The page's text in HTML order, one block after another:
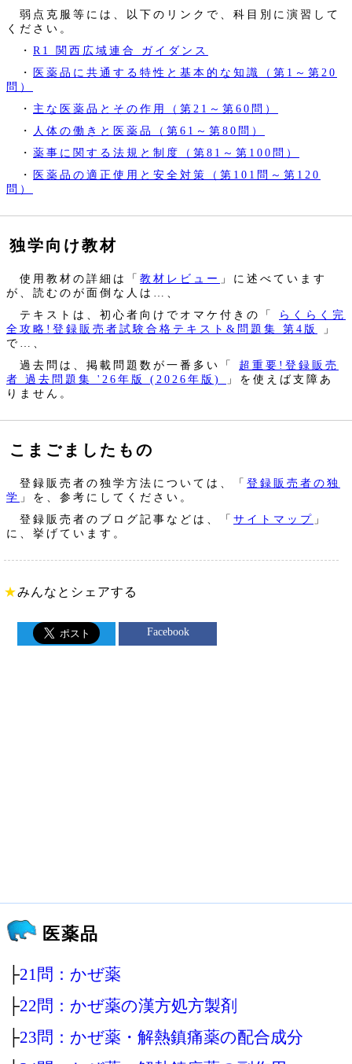
弱点克服等には、以下のリンクで、科目別に演習して
ください。
・ R1 関西広域連合 ガイダンス
・
医薬品に共通する特性と基本的な知識（第1～第20
問）
・ 主な医薬品とその作用（第21～第60問）
・
人体の働きと医薬品（第61～第80問）
・ 薬事に関する法規と制度（第81～第100問）
・
医薬品の適正使用と安全対策（第101問～第120
問）
独学向け教材
使用教材の詳細は「 教材レビュー 」に述べています
が、読むのが面倒な人は…、
テキストは、初心者向けでオマケ付きの「
らくらく完
全攻略!登録販売者試験合格テキスト&問題集 第4版
」
で…、
過去問は、掲載問題数が一番多い「
超重要!登録販売
者 過去問題集 '26年版 (2026年版)
」を使えば支障あ
りません。
こまごましたもの
登録販売者の独学方法については、「 登録販売者の独
学 」を、参考にしてください。
登録販売者のブログ記事などは、「 サイトマップ 」
に、挙げています。
★みんなとシェアする
Facebook
医薬品
├21問：かぜ薬
├22問：かぜ薬の漢方処方製剤
├23問：かぜ薬・解熱鎮痛薬の配合成分